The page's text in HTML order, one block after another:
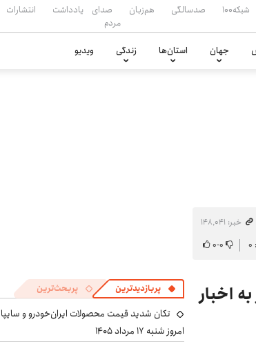
شبکه۱۰۰ صدسالگی هم‌زبان
صدای
مردم
یادداشت انتشارات
جهان استان‌ها زندگی ویدیو
خبر: ۱۴۸٬۰۴۱
۰-۰
ارز به اخبار
پربازدیدترین پربحث‌ترین
تکان شدید قیمت محصولات ایران‌خودرو و سایپا
امروز شنبه ۱۷ مرداد ۱۴۰۵